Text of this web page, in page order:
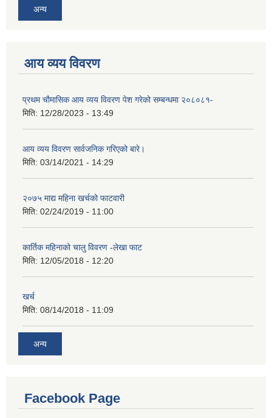
अन्य
आय व्यय विवरण
प्रथम चौमासिक आय व्यय विवरण पेश गरेको सम्बन्धमा २०८०८१-
मिति: 12/28/2023 - 13:49
आय व्यय विवरण सार्वजनिक गरिएको बारे।
मिति: 03/14/2021 - 14:29
२०७५ माद्य महिना खर्चको फाटवारी
मिति: 02/24/2019 - 11:00
कार्तिक महिनाको चालु विवरण -लेखा फाट
मिति: 12/05/2018 - 12:20
खर्च
मिति: 08/14/2018 - 11:09
अन्य
Facebook Page